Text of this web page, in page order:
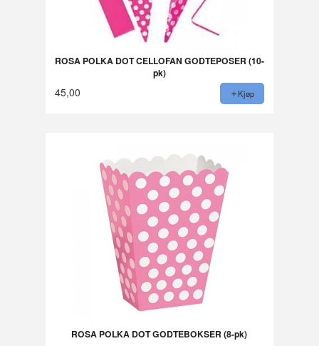
ROSA POLKA DOT CELLOFAN GODTEPOSER (10-
pk)
45,00 Kjøp
ROSA POLKA DOT GODTEBOKSER (8-pk)